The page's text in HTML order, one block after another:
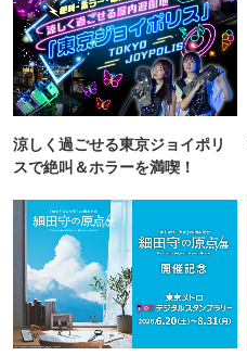
涼しく過ごせる東京ジョイポリ
スで絶叫＆ホラーを満喫！